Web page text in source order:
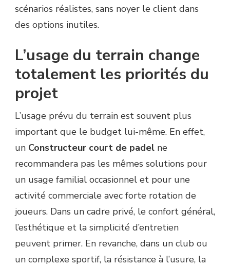
scénarios réalistes, sans noyer le client dans
des options inutiles.
L’usage du terrain change
totalement les priorités du
projet
L’usage prévu du terrain est souvent plus
important que le budget lui-même. En effet,
un Constructeur court de padel ne
recommandera pas les mêmes solutions pour
un usage familial occasionnel et pour une
activité commerciale avec forte rotation de
joueurs. Dans un cadre privé, le confort général,
l’esthétique et la simplicité d’entretien
peuvent primer. En revanche, dans un club ou
un complexe sportif, la résistance à l’usure, la